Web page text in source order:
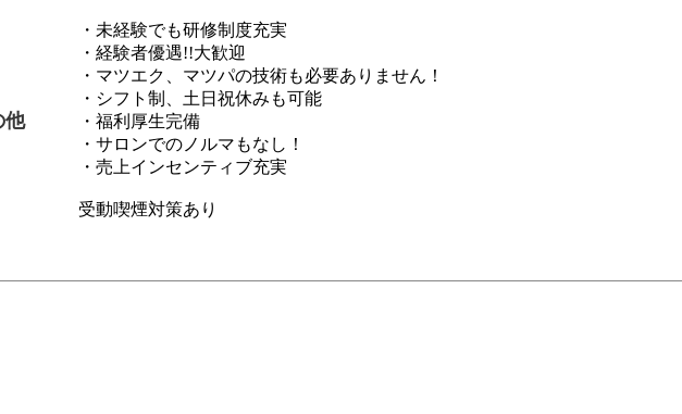
他
・未経験でも研修制度充実
・経験者優遇!!大歓迎
・マツエク、マツパの技術も必要ありません！
・シフト制、土日祝休みも可能
・福利厚生完備
・サロンでのノルマもなし！
・売上インセンティブ充実
受動喫煙対策あり